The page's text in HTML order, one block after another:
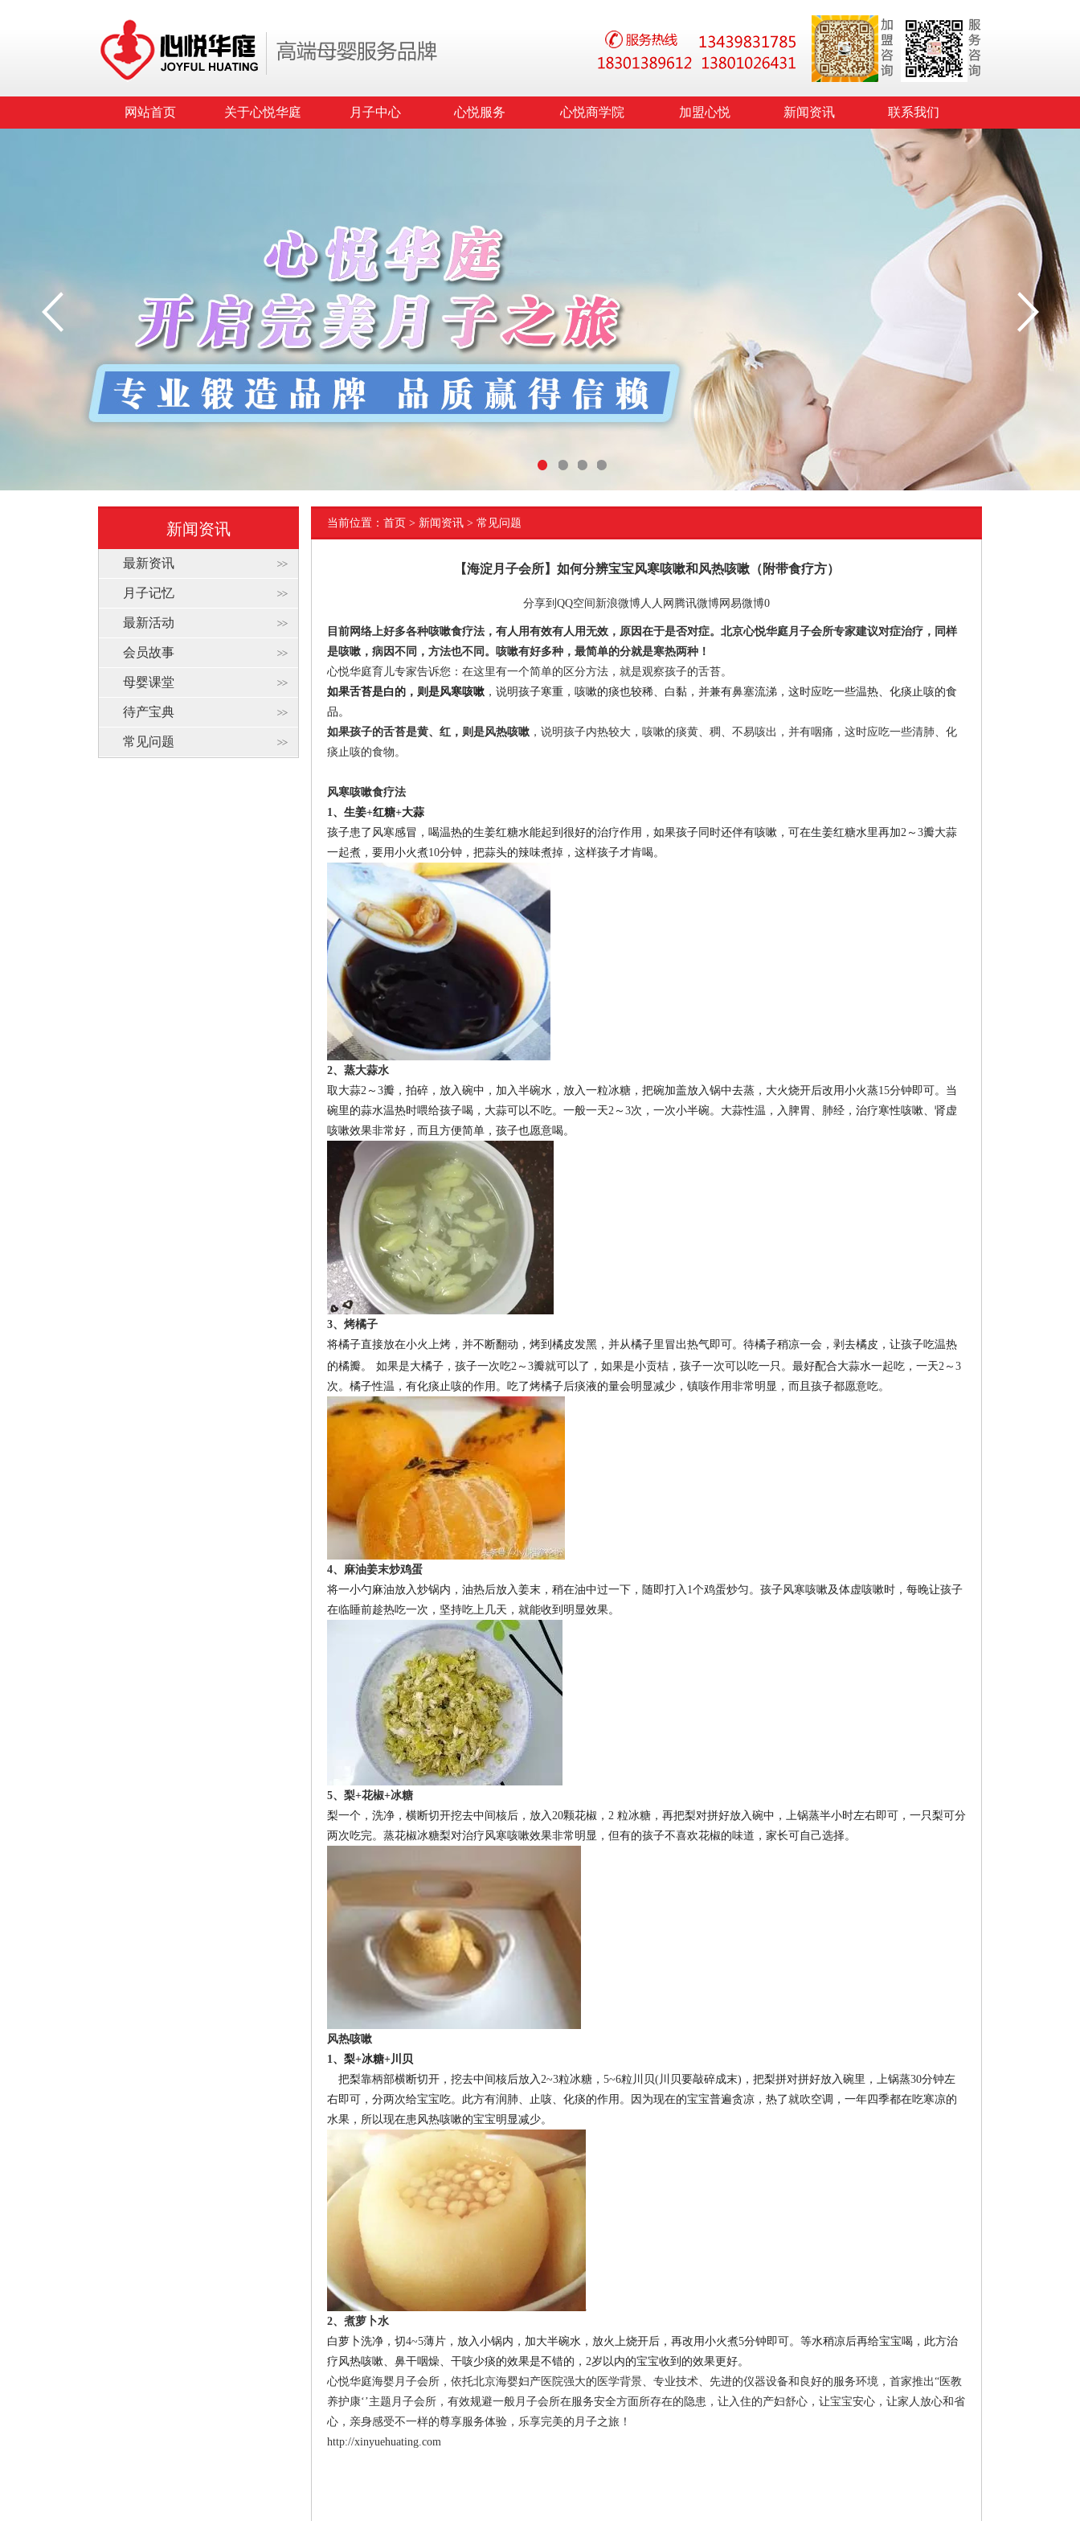
网站首页 关于心悦华庭 月子中心 心悦服务 心悦商学院 加盟心悦 新闻资讯 联系我们
新闻资讯
最新资讯
月子记忆
最新活动
会员故事
母婴课堂
待产宝典
常见问题
当前位置： 首页 > 新闻资讯 > 常见问题
【海淀月子会所】如何分辨宝宝风寒咳嗽和风热咳嗽（附带食疗方）
分享到 QQ空间 新浪微博人人网 腾讯微博网易微博0
目前网络上好多各种咳嗽食疗法，有人用有效有人用无效，原因在于是否对症。北京心悦华庭月子会所专家建议对症治疗，同样
是咳嗽，病因不同，方法也不同。咳嗽有好多种，最简单的分就是寒热两种！
心悦华庭育儿专家告诉您：在这里有一个简单的区分方法，就是观察孩子的舌苔。
如果舌苔是白的，则是风寒咳嗽 ，说明孩子寒重，咳嗽的痰也较稀、白黏，并兼有鼻塞流涕，这时应吃一些温热、化痰止咳的食
品。
如果孩子的舌苔是黄、红，则是风热咳嗽 ，说明孩子内热较大，咳嗽的痰黄、稠、不易咳出，并有咽痛，这时应吃一些清肺、化
痰止咳的食物。
风寒咳嗽食疗法
1、生姜+红糖+大蒜
孩子患了风寒感冒，喝温热的生姜红糖水能起到很好的治疗作用，如果孩子同时还伴有咳嗽，可在生姜红糖水里再加2 ～ 3瓣大蒜
一起煮，要用小火煮10分钟，把蒜头的辣味煮掉，这样孩子才肯喝。
2、蒸大蒜水
取大蒜2 ～ 3瓣，拍碎，放入碗中，加入半碗水，放入一粒冰糖，把碗加盖放入锅中去蒸，大火烧开后改用小火蒸15分钟即可。当
碗里的蒜水温热时喂给孩子喝，大蒜可以不吃。一般一天2 ～ 3次，一次小半碗。大蒜性温，入脾胃、肺经，治疗寒性咳嗽、肾虚
咳嗽效果非常好，而且方便简单，孩子也愿意喝。
3、烤橘子
将橘子直接放在小火上烤，并不断翻动，烤到橘皮发黑，并从橘子里冒出热气即可。待橘子稍凉一会，剥去橘皮，让孩子吃温热
的橘瓣。
如果是大橘子，孩子一次吃2 ～ 3瓣就可以了，如果是小贡桔，孩子一次可以吃一只。最好配合大蒜水一起吃，一天2 ～ 3
次。橘子性温，有化痰止咳的作用。吃了烤橘子后痰液的量会明显减少，镇咳作用非常明显，而且孩子都愿意吃。
4、麻油姜末炒鸡蛋
将一小勺麻油放入炒锅内，油热后放入姜末，稍在油中过一下，随即打入 1个鸡蛋炒匀。孩子风寒咳嗽及体虚咳嗽时，每晚让孩子
在临睡前趁热吃一次，坚持吃上几天，就能收到明显效果。
5、梨+花椒+冰糖
梨一个，洗净，横断切开挖去中间核后，放入20颗花椒， 2 粒冰糖，再把梨对拼好放入碗中，上锅蒸半小时左右即可，一只梨可分
两次吃完。蒸花椒冰糖梨对治疗风寒咳嗽效果非常明显，但有的孩子不喜欢花椒的味道，家长可自己选择。
风热咳嗽
1、梨+冰糖+川贝
把梨靠柄部横断切开，挖去中间核后放入2~3粒冰糖， 5~6粒川贝(川贝要敲碎成末) ，把梨拼对拼好放入碗里，上锅蒸30分钟左
右即可，分两次给宝宝吃。此方有润肺、止咳、化痰的作用。因为现在的宝宝普遍贪凉，热了就吹空调，一年四季都在吃寒凉的
水果，所以现在患风热咳嗽的宝宝明显减少。
2、煮萝卜水
白萝卜洗净，切4~5薄片，放入小锅内，加大半碗水，放火上烧开后，再改用小火煮5分钟即可。等水稍凉后再给宝宝喝，此方治
疗风热咳嗽、鼻干咽燥、干咳少痰的效果是不错的， 2岁以内的宝宝收到的效果更好。
心悦华庭海婴月子会所，依托北京海婴妇产医院强大的医学背景、专业技术、先进的仪器设备和良好的服务环境，首家推出“医教
养护康‘’主题月子会所，有效规避一般月子会所在服务安全方面所存在的隐患，让入住的产妇舒心，让宝宝安心，让家人放心和省
心，亲身感受不一样的尊享服务体验，乐享完美的月子之旅！
http://xinyuehuating.com